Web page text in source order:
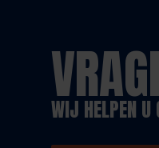
WIJ HELPEN U